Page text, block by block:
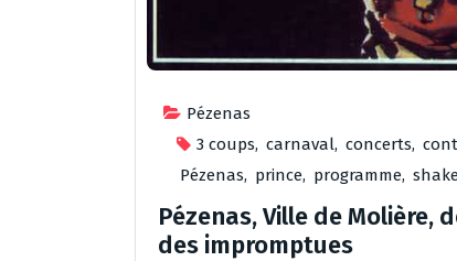
Pézenas
3 coups, carnaval, concerts,
Pézenas, prince, programme,
Pézenas, Ville de Molière,
des impromptues